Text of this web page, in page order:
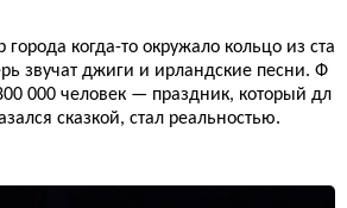
города когда-то окружало кольцо из ста
звучат джиги и ирландские песни. Ф
000 человек — праздник, который дл
сказкой, стал реальностью.